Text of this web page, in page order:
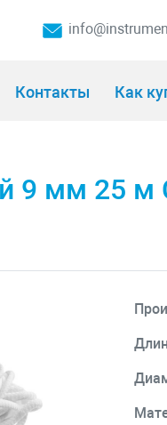
Контакты Как
9 мм 25 м